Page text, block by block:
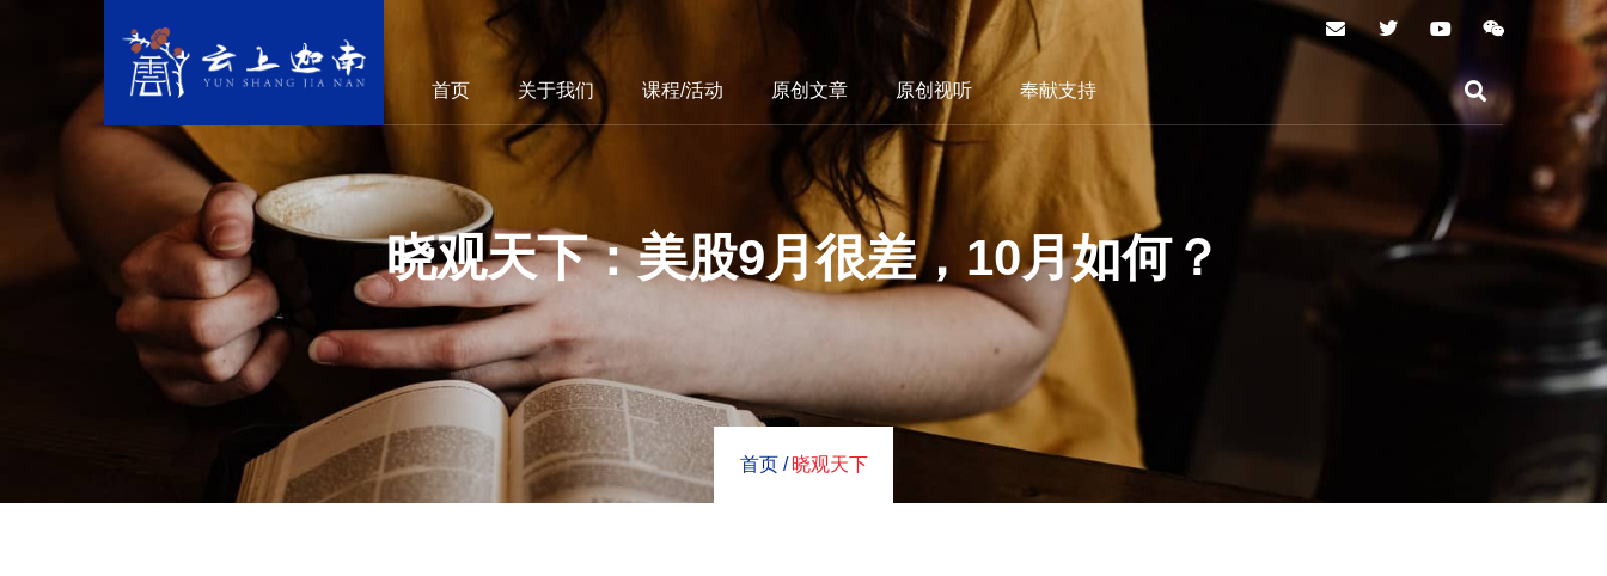
首页 关于我们 课程/活动 原创文章 原创视听 奉献支持
晓观天下：美股9月很差，10月如何？
首页 / 晓观天下